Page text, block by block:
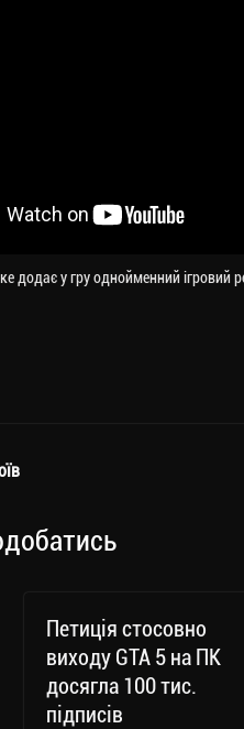
додає у гру однойменний ігровий
Петиція стосовно
виходу GTA 5 на ПК
досягла 100 тис.
підписів